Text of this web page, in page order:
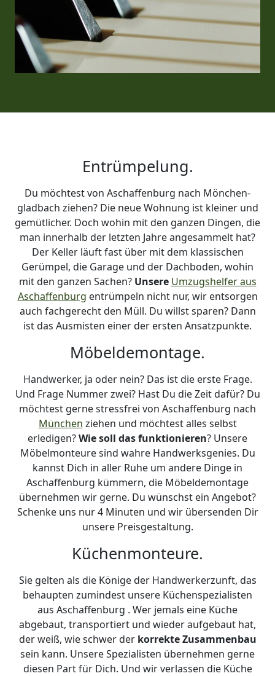
Entrümpelung.
Du möchtest von Aschaffenburg nach Mönchen­
gladbach ziehen? Die neue Wohnung ist kleiner und
gemütlicher. Doch wohin mit den ganzen Dingen, die
man innerhalb der letzten Jahre angesammelt hat?
Der Keller läuft fast über mit dem klassischen
Gerümpel, die Garage und der Dachboden, wohin
mit den ganzen Sachen? Unsere Umzugshelfer aus
Aschaffenburg entrümpeln nicht nur, wir entsorgen
auch fachgerecht den Müll. Du willst sparen? Dann
ist das Ausmisten einer der ersten Ansatzpunkte.
Möbeldemontage.
Handwerker, ja oder nein? Das ist die erste Frage.
Und Frage Nummer zwei? Hast Du die Zeit dafür? Du
möchtest gerne stressfrei von Aschaffenburg nach
München ziehen und möchtest alles selbst
erledigen?Wie soll das funktionieren? Unsere
Möbelmonteure sind wahre Handwerksgenies. Du
kannst Dich in aller Ruhe um andere Dinge in
Aschaffenburg kümmern, die Möbeldemontage
übernehmen wir gerne. Du wünschst ein Angebot?
Schenke uns nur 4 Minuten und wir übersenden Dir
unsere Preisgestaltung.
Küchenmonteure.
Sie gelten als die Könige der Handwerkerzunft, das
behaupten zumindest unsere Küchenspezialisten
aus Aschaffenburg . Wer jemals eine Küche
abgebaut, transportiert und wieder aufgebaut hat,
der weiß, wie schwer der korrekte Zusammenbau
sein kann. Unsere Spezialisten übernehmen gerne
diesen Part für Dich. Und wir verlassen die Küche